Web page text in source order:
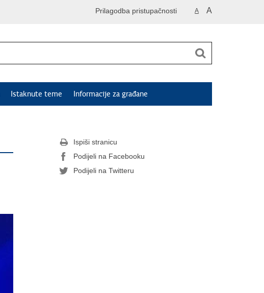
A A
Prilagodba pristupačnosti
Istaknute teme Informacije za građane
Ispiši stranicu
Podijeli na Facebooku
Podijeli na Twitteru